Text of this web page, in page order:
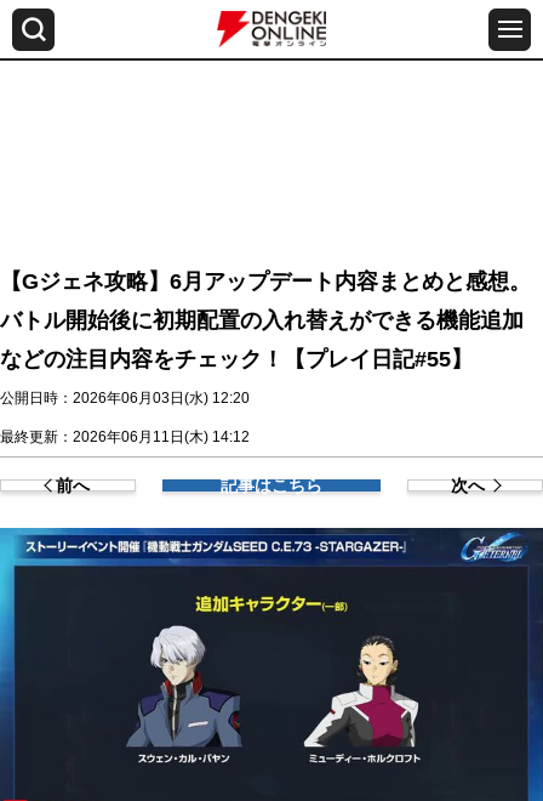
【Gジェネ攻略】6月アップデート内容まとめと感想。
バトル開始後に初期配置の入れ替えができる機能追加
などの注目内容をチェック！【プレイ日記#55】
公開日時：2026年06月03日(水) 12:20
最終更新：2026年06月11日(木) 14:12
前へ 記事はこちら 次へ